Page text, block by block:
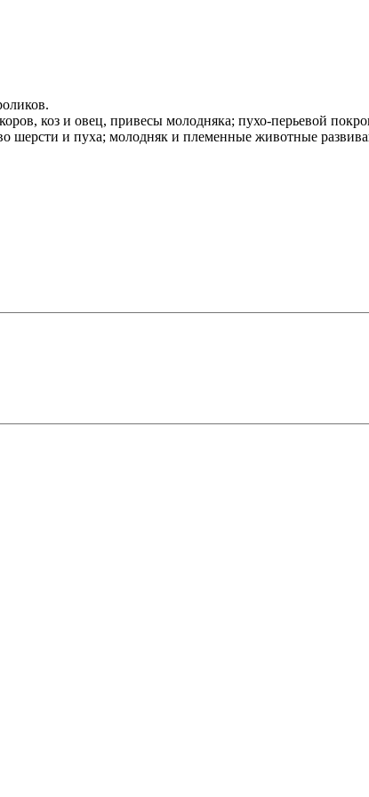
коз и овец, привесы молодняка; пухо-перьевой
шерсти и пуха; молодняк и племенные животные